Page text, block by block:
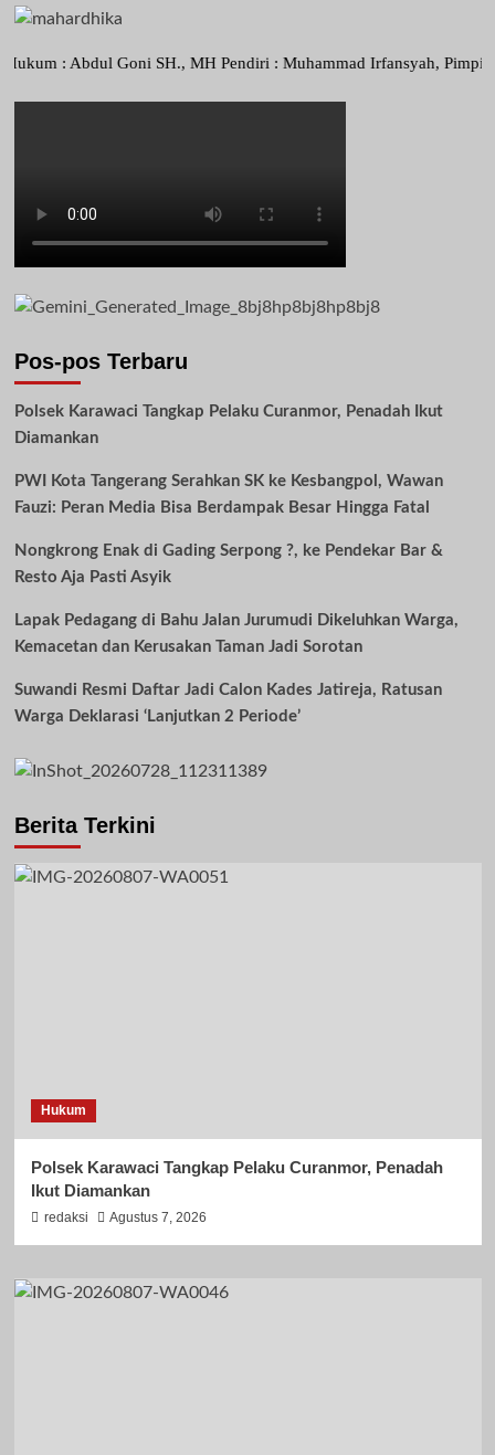
: Abdul Goni SH., MH Pendiri : Muhammad Irfansyah, Pimpinan
Pos-pos Terbaru
Polsek Karawaci Tangkap Pelaku Curanmor, Penadah Ikut
Diamankan
PWI Kota Tangerang Serahkan SK ke Kesbangpol, Wawan
Fauzi: Peran Media Bisa Berdampak Besar Hingga Fatal
Nongkrong Enak di Gading Serpong ?, ke Pendekar Bar &
Resto Aja Pasti Asyik
Lapak Pedagang di Bahu Jalan Jurumudi Dikeluhkan Warga,
Kemacetan dan Kerusakan Taman Jadi Sorotan
Suwandi Resmi Daftar Jadi Calon Kades Jatireja, Ratusan
Warga Deklarasi ‘Lanjutkan 2 Periode’
Berita Terkini
Hukum
Polsek Karawaci Tangkap Pelaku Curanmor, Penadah
Ikut Diamankan
redaksi Agustus 7, 2026